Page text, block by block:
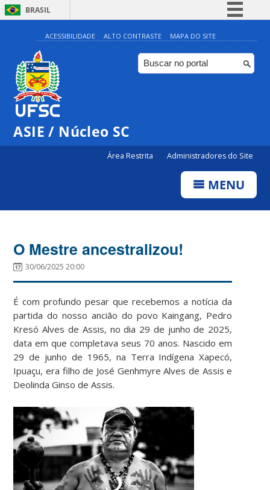
BRASIL
Simplifique!
Comunica BR
Participe
ACESSIBILIDADE ALTO CONTRASTE MAPA DO SITE
ASIE / Núcleo SC
Área Restrita Administradores do Site
MENU
O Mestre ancestralizou!
30/06/2025 20:00
É com profundo pesar que recebemos a notícia da
partida do nosso ancião do povo Kaingang, Pedro
Kresó Alves de Assis, no dia 29 de junho de 2025,
data em que completava seus 70 anos. Nascido em
29 de junho de 1965, na Terra Indígena Xapecó,
Ipuaçu, era filho de José Genhmyre Alves de Assis e
Deolinda Ginso de Assis.